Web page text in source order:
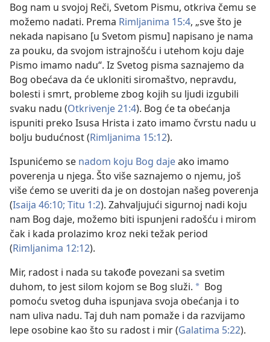
Bog nam u svojoj Reči, Svetom Pismu, otkriva čemu se
možemo nadati. Prema Rimljanima 15:4, „sve što je
nekada napisano [u Svetom pismu] napisano je nama
za pouku, da svojom istrajnošću i utehom koju daje
Pismo imamo nadu“. Iz Svetog pisma saznajemo da
Bog obećava da će ukloniti siromaštvo, nepravdu,
bolesti i smrt, probleme zbog kojih su ljudi izgubili
svaku nadu (Otkrivenje 21:4). Bog će ta obećanja
ispuniti preko Isusa Hrista i zato imamo čvrstu nadu u
bolju budućnost (Rimljanima 15:12).
Ispunićemo se nadom koju Bog dajeako imamo
poverenja u njega. Što više saznajemo o njemu, još
više ćemo se uveriti da je on dostojan našeg poverenja
(Isaija 46:10; Titu 1:2). Zahvaljujući sigurnoj nadi koju
nam Bog daje, možemo biti ispunjeni radošću i mirom
čak i kada prolazimo kroz neki težak period
(Rimljanima 12:12).
Mir, radost i nada su takođe povezani sa svetim
duhom, to jest silom kojom se Bog služi. a Bog
pomoću svetog duha ispunjava svoja obećanja i to
nam uliva nadu. Taj duh nam pomaže i da razvijamo
lepe osobine kao što su radost i mir (Galatima 5:22).